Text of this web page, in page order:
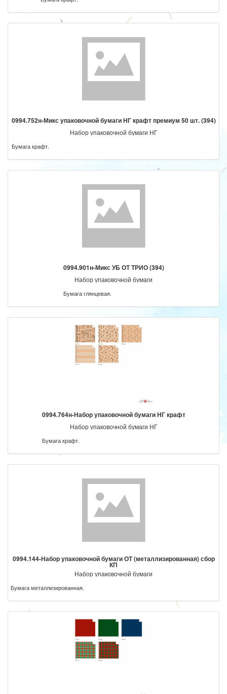
0994.752н-Микс упаковочной бумаги НГ крафт премиум 50 шт. (394)
Набор упаковочной бумаги НГ
Бумага крафт.
0994.901н-Микс УБ ОТ ТРИО (394)
Набор упаковочной бумаги
Бумага глянцевая.
0994.764н-Набор упаковочной бумаги НГ крафт
Набор упаковочной бумаги НГ
Бумага крафт.
0994.144-Набор упаковочной бумаги ОТ (металлизированная) сбор
КП
Набор упаковочной бумаги
Бумага металлизированная.